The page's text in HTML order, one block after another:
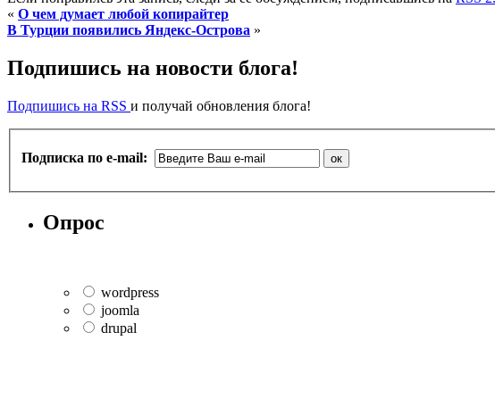
« О чем думает любой копирайтер
В Турции появились Яндекс-Острова »
Подпишись на новости блога!
Подпишись на RSS и получай обновления блога!
Подписка по e-mail:
Опрос
wordpress
joomla
drupal